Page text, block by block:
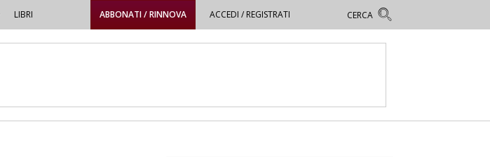
LIBRI ABBONATI / RINNOVA ACCEDI / REGISTRATI